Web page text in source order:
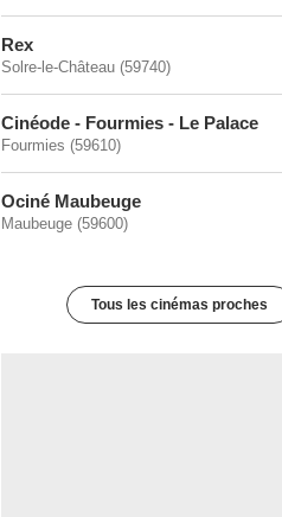
Rex
Solre-le-Château (59740)
Cinéode - Fourmies - Le Palace
Fourmies (59610)
Ociné Maubeuge
Maubeuge (59600)
Tous les cinémas proches